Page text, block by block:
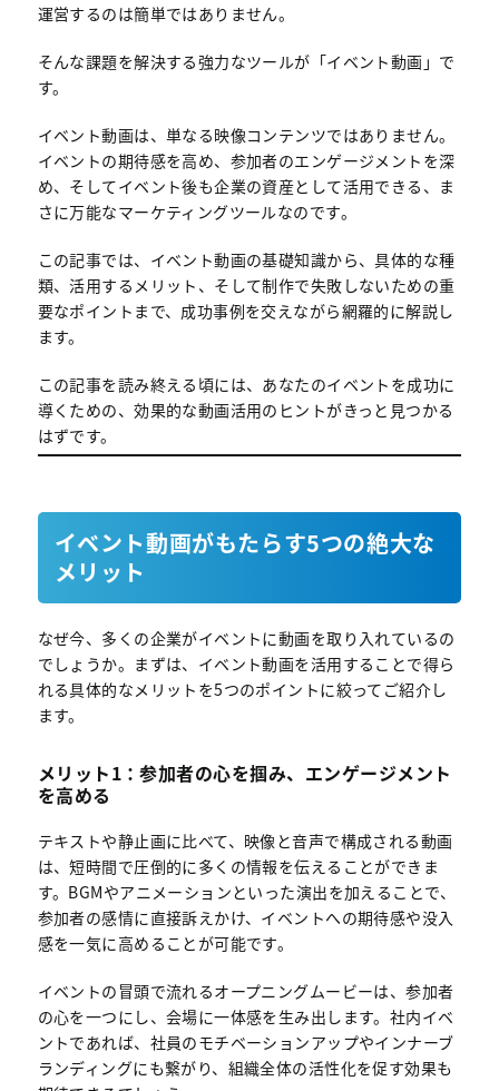
運営するのは簡単ではありません。
そんな課題を解決する強力なツールが「イベント動画」で
す。
イベント動画は、単なる映像コンテンツではありません。
イベントの期待感を高め、参加者のエンゲージメントを深
め、そしてイベント後も企業の資産として活用できる、ま
さに万能なマーケティングツールなのです。
この記事では、イベント動画の基礎知識から、具体的な種
類、活用するメリット、そして制作で失敗しないための重
要なポイントまで、成功事例を交えながら網羅的に解説し
ます。
この記事を読み終える頃には、あなたのイベントを成功に
導くための、効果的な動画活用のヒントがきっと見つかる
はずです。
イベント動画がもたらす5つの絶大な
メリット
なぜ今、多くの企業がイベントに動画を取り入れているの
でしょうか。まずは、イベント動画を活用することで得ら
れる具体的なメリットを5つのポイントに絞ってご紹介し
ます。
メリット1：参加者の心を掴み、エンゲージメント
を高める
テキストや静止画に比べて、映像と音声で構成される動画
は、短時間で圧倒的に多くの情報を伝えることができま
す。BGMやアニメーションといった演出を加えることで、
参加者の感情に直接訴えかけ、イベントへの期待感や没入
感を一気に高めることが可能です。
イベントの冒頭で流れるオープニングムービーは、参加者
の心を一つにし、会場に一体感を生み出します。社内イベ
ントであれば、社員のモチベーションアップやインナーブ
ランディングにも繋がり、組織全体の活性化を促す効果も